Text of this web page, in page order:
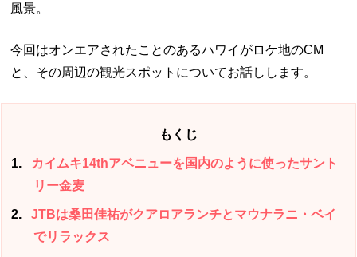
風景。
今回はオンエアされたことのあるハワイがロケ地のCM
と、その周辺の観光スポットについてお話しします。
もくじ
1
カイムキ14thアベニューを国内のように使ったサント
リー金麦
2
JTBは桑田佳祐がクアロアランチとマウナラニ・ベイ
でリラックス